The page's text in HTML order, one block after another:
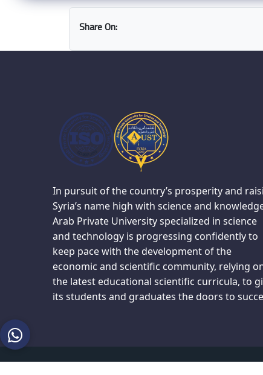
Share On:
In pursuit of the country’s prosperity and
Syria’s name high with science and
Arab Private University specialized in science
and technology is progressing confidently to
keep pace with the development of the
economic and scientific community, relying
the latest educational scientific curricula, to
its students and graduates the doors to